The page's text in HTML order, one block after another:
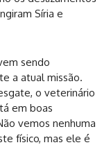
Síria e
sendo
a atual missão.
o veterinário
em boas
vemos nenhuma
físico, mas ele é